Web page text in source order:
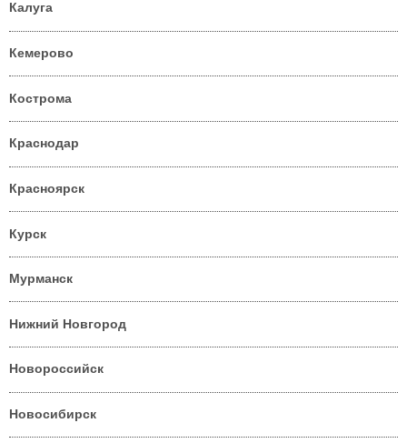
Калуга
Кемерово
Кострома
Краснодар
Красноярск
Курск
Мурманск
Нижний Новгород
Новороссийск
Новосибирск